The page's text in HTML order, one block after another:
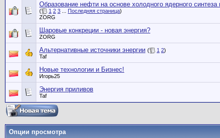
Образование нефти на основе холодного ядерного синтеза
( 1 2 3 Последняя страница)
ZORG
Шаровые конкреции - новая энергия?
ZORG
Альтернативные источники энергии ( 1 2)
Taf
Новые технологии и Бизнес!
Игорь25
Энергия приливов
Taf
Опции просмотра